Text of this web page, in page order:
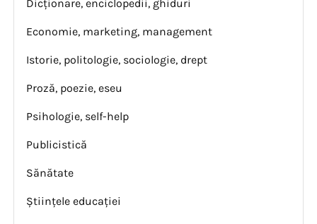
Dicționare, enciclopedii, ghiduri
Economie, marketing, management
Istorie, politologie, sociologie, drept
Proză, poezie, eseu
Psihologie, self-help
Publicistică
Sănătate
Științele educației